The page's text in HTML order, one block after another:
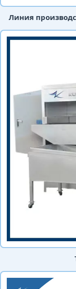
Линия